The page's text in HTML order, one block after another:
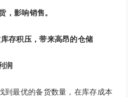
，影响销售。
存积压，带来高昂的仓储
润
到最优的备货数量，在库存成本